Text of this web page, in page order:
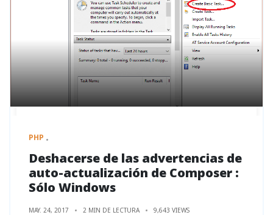
PHP
Deshacerse de las advertencias de
auto-actualización de Composer :
Sólo Windows
MAY. 24, 2017 2 MIN DE LECTURA 9,643 VIEWS